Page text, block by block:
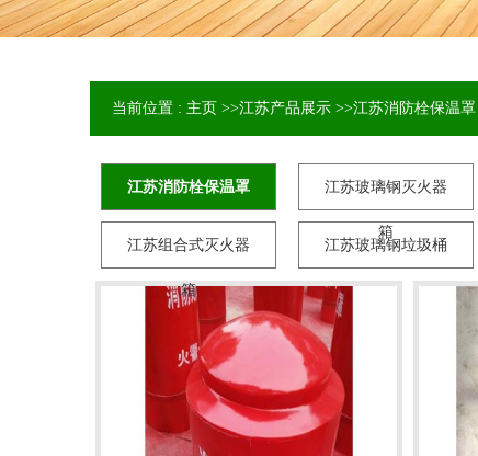
当前位置 : 主页 >>江苏产品展示 >>江苏消防栓保温罩
江苏消防栓保温罩 江苏玻璃钢灭火器
箱
江苏组合式灭火器
箱
江苏玻璃钢垃圾桶